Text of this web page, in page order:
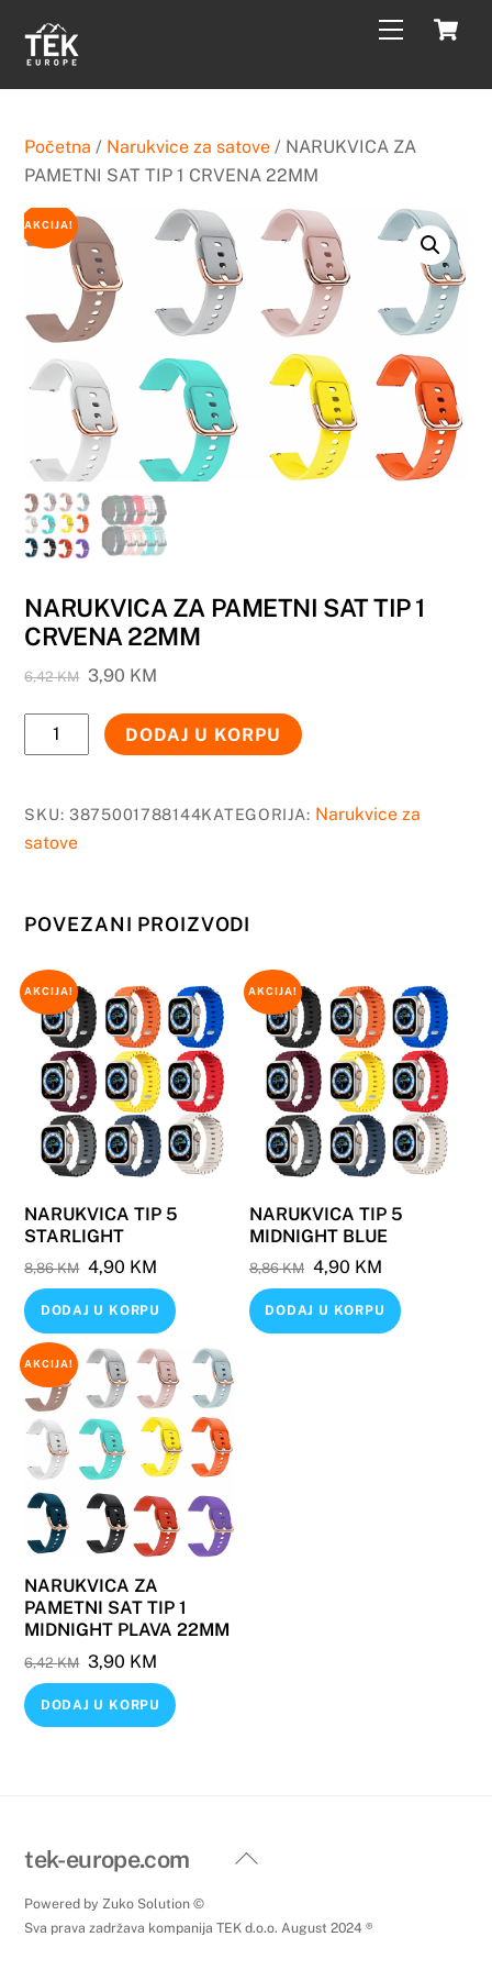
content
Menu
Početna / Narukvice za satove / NARUKVICA ZA
PAMETNI SAT TIP 1 CRVENA 22MM
AKCIJA!
NARUKVICA ZA PAMETNI SAT TIP 1
CRVENA 22MM
6,42KM Original
was:
6,42 KM.
3,90 KM
is:
3,90 KM.
NARUKVICA
ZA
SAT
TIP
22MM
DODAJ U KORPU
SKU:3875001788144KATEGORIJA: Narukvice za
satove
POVEZANI PROIZVODI
AKCIJA!
NARUKVICA TIP 5
STARLIGHT
8,86KM Original
price
was:
8,86 KM.
4,90 KM
price
is:
4,90 KM.
DODAJ U KORPU
AKCIJA!
NARUKVICA TIP 5
MIDNIGHT BLUE
8,86KM Original
price
was:
4,90 KMCurrent
price
is:
DODAJ U KORPU
AKCIJA!
NARUKVICA ZA
PAMETNI SAT TIP 1
MIDNIGHT PLAVA 22MM
6,42KM Original
price
was:
3,90 KM
price
is:
DODAJ U KORPU
Back
tek-europe.com
Powered by Zuko Solution ©
Sva prava zadržava kompanija TEK d.o.o. August 2024 ®